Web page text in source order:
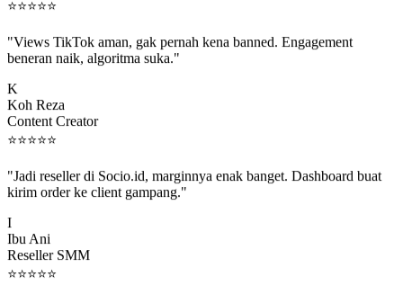
beneran naik, algoritma suka."
Koh Reza
Content Creator
⭐⭐⭐⭐⭐
kirim order ke client gampang."
Ibu Ani
Reseller SMM
⭐⭐⭐⭐⭐